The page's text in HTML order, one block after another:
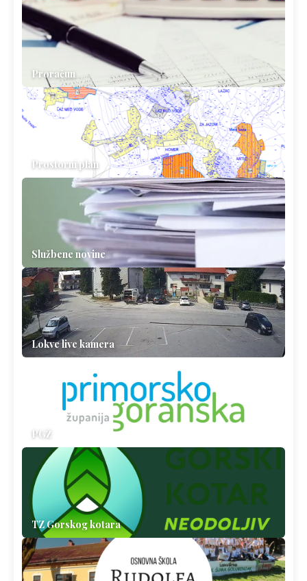
Proračun
Prostorni plan
Službene novine
Lokve live kamera
PGŽ
TZ Gorskog kotara